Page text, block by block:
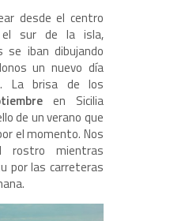
desde el centro
el sur de la isla,
iban dibujando
un nuevo día
La brisa de los
en Sicilia
de un verano que
el momento. Nos
rostro mientras
por las carreteras